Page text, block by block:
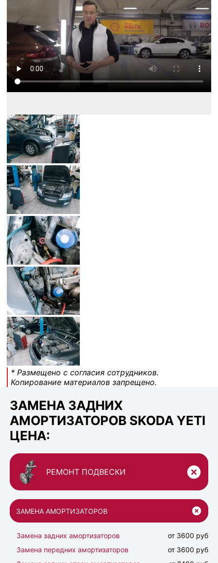
* Размещено с согласия сотрудников.
Копирование материалов запрещено.
ЗАМЕНА ЗАДНИХ
АМОРТИЗАТОРОВ SKODA YETI
ЦЕНА:
РЕМОНТ ПОДВЕСКИ
ЗАМЕНА АМОРТИЗАТОРОВ
Замена задних амортизаторов
от 3600 руб
Замена передних амортизаторов
от 3600 руб